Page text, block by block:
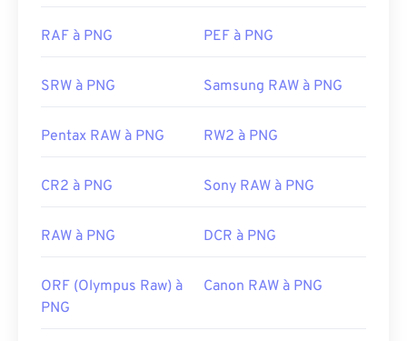
plus volumineux que les autres types de fichiers ;
fichiers PNG est la possibilité de créer de la
plan transparent.
PNG Development Group
Sortie initiale :
1er octobre 1996
Article de LifeWire sur les PNG
RAF à PNG PEF à PNG
SRW à PNG Samsung RAW à PNG
Pentax RAW à PNG RW2 à PNG
CR2 à PNG Sony RAW à PNG
RAW à PNG DCR à PNG
ORF (Olympus Raw) à
PNG
Canon RAW à PNG